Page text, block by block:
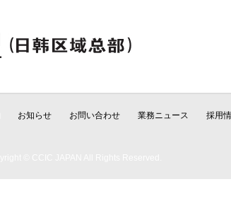
お知らせ お問い合わせ 業務ニュース 採用